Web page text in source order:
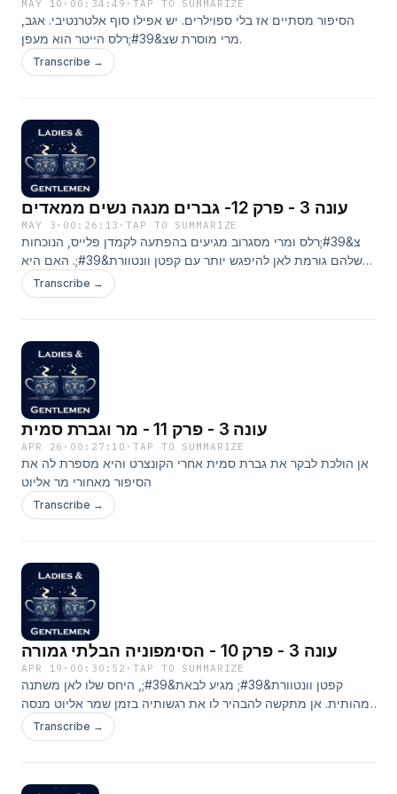
MAY 10 · 00:34:49 ·TAP TO SUMMARIZE
הסיפור מסתיים אז בלי ספוילרים. יש אפילו סוף אלטרנטיבי. אגב,
מרי מוסרת שצ&#39;רלס הייטר הוא מעפן.
Transcribe →
עונה 3 - פרק 12- גברים מנגה נשים ממאדים
MAY 3 · 00:26:13 ·TAP TO SUMMARIZE
צ&#39;רלס ומרי מסגרוב מגיעים בהפתעה לקמדן פלייס, הנוכחות
שלהם גורמת לאן להיפגש יותר עם קפטן וונטוורת&#39;. האם היא
Transcribe →
עונה 3 - פרק 11 - מר וגברת סמית
APR 26 · 00:27:10 ·TAP TO SUMMARIZE
אן הולכת לבקר את גברת סמית אחרי הקונצרט והיא מספרת לה את
הסיפור מאחורי מר אליוט
Transcribe →
עונה 3 - פרק 10 - הסימפוניה הבלתי גמורה
APR 19 · 00:30:52 ·TAP TO SUMMARIZE
קפטן וונטוורת&#39; מגיע לבאת&#39;, היחס שלו לאן משתנה
מהותית. אן מתקשה להבהיר לו את רגשותיה בזמן שמר אליוט מנסה
יותר ויותר להתקרב אליה
Transcribe →